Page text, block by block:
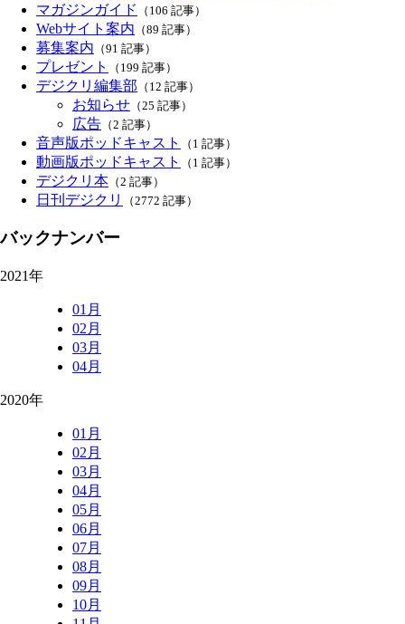
マガジンガイド （106 記事）
Webサイト案内 （89 記事）
募集案内 （91 記事）
プレゼント （199 記事）
デジクリ編集部 （12 記事）
お知らせ （25 記事）
広告 （2 記事）
音声版ポッドキャスト （1 記事）
動画版ポッドキャスト （1 記事）
デジクリ本 （2 記事）
日刊デジクリ （2772 記事）
バックナンバー
2021年
01月
02月
03月
04月
2020年
01月
02月
03月
04月
05月
06月
07月
08月
09月
10月